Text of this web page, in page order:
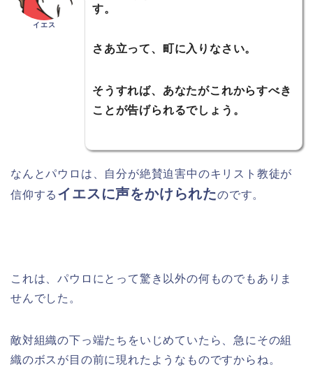
イエス
す。
さあ立って、町に入りなさい。
そうすれば、あなたがこれからすべき
ことが告げられるでしょう。
なんとパウロは、自分が絶賛迫害中のキリスト教徒が
信仰する イエスに声をかけられたのです。
これは、パウロにとって驚き以外の何ものでもありま
せんでした。
敵対組織の下っ端たちをいじめていたら、急にその組
織のボスが目の前に現れたようなものですからね。